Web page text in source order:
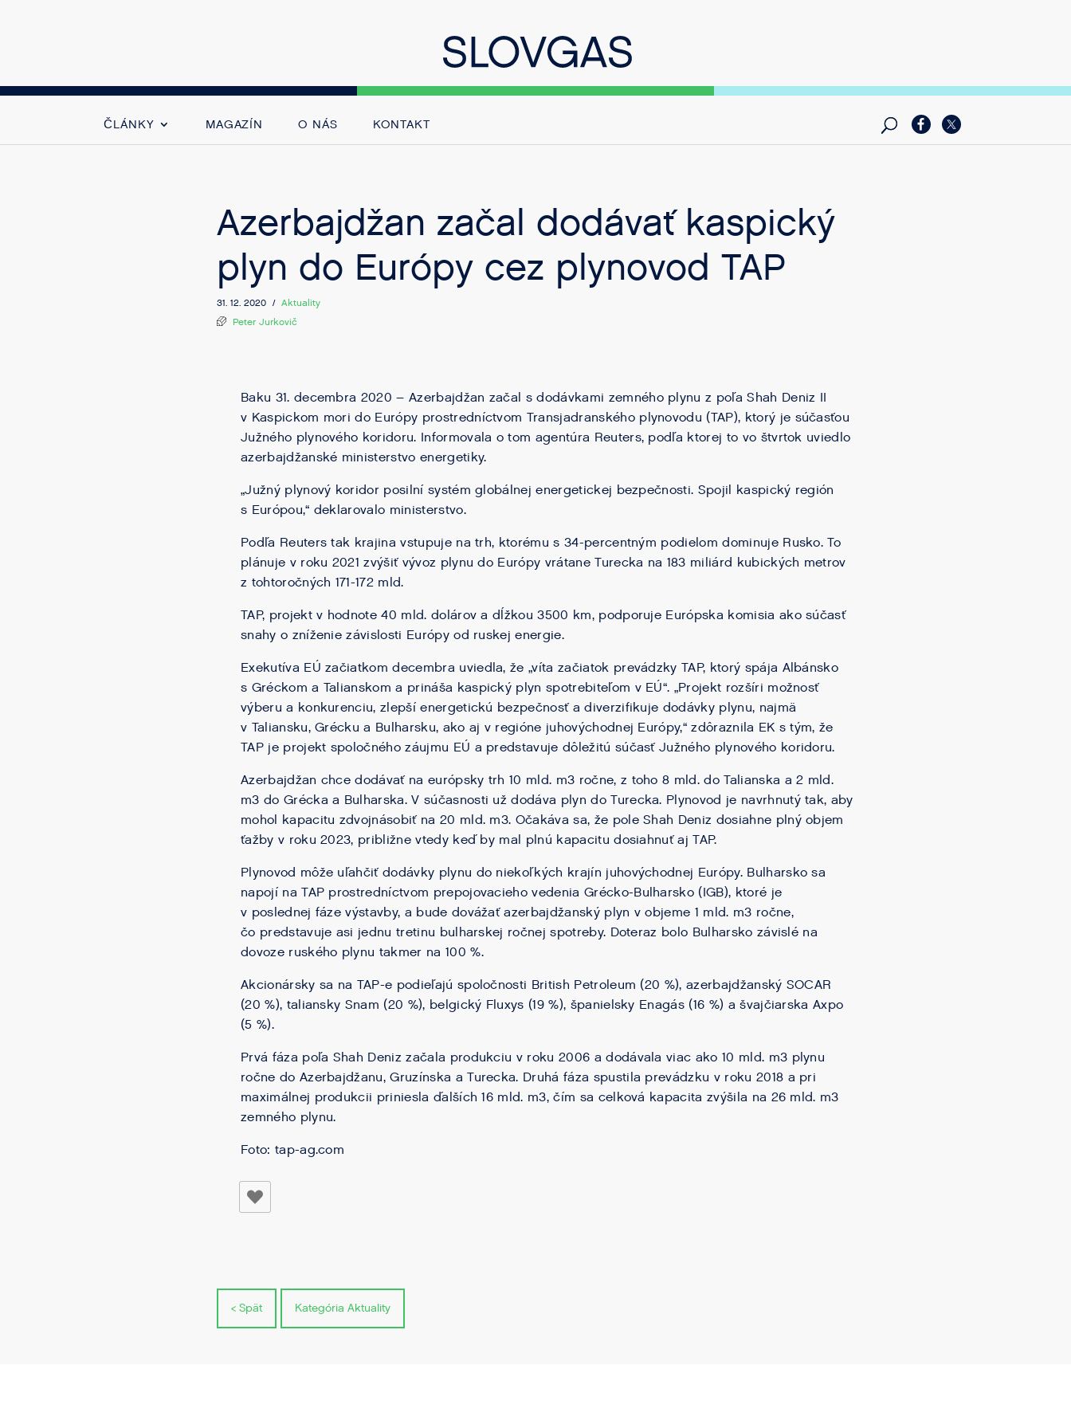
ČLÁNKY MAGAZÍN O NÁS KONTAKT
Azerbajdžan začal dodávať kaspický
plyn do Európy cez plynovod TAP
31. 12. 2020 / Aktuality
Peter Jurkovič
Baku 31. decembra 2020 – Azerbajdžan začal s dodávkami zemného plynu z poľa Shah Deniz II
v Kaspickom mori do Európy prostredníctvom Transjadranského plynovodu (TAP), ktorý je súčasťou
Južného plynového koridoru. Informovala o tom agentúra Reuters, podľa ktorej to vo štvrtok uviedlo
azerbajdžanské ministerstvo energetiky.
„Južný plynový koridor posilní systém globálnej energetickej bezpečnosti. Spojil kaspický región
s Európou,“ deklarovalo ministerstvo.
Podľa Reuters tak krajina vstupuje na trh, ktorému s 34-percentným podielom dominuje Rusko. To
plánuje v roku 2021 zvýšiť vývoz plynu do Európy vrátane Turecka na 183 miliárd kubických metrov
z tohtoročných 171-172 mld.
TAP, projekt v hodnote 40 mld. dolárov a dĺžkou 3500 km, podporuje Európska komisia ako súčasť
snahy o zníženie závislosti Európy od ruskej energie.
Exekutíva EÚ začiatkom decembra uviedla, že „víta začiatok prevádzky TAP, ktorý spája Albánsko
s Gréckom a Talianskom a prináša kaspický plyn spotrebiteľom v EÚ“. „Projekt rozšíri možnosť
výberu a konkurenciu, zlepší energetickú bezpečnosť a diverzifikuje dodávky plynu, najmä
v Taliansku, Grécku a Bulharsku, ako aj v regióne juhovýchodnej Európy,“ zdôraznila EK s tým, že
TAP je projekt spoločného záujmu EÚ a predstavuje dôležitú súčasť Južného plynového koridoru.
Azerbajdžan chce dodávať na európsky trh 10 mld. m3 ročne, z toho 8 mld. do Talianska a 2 mld.
m3 do Grécka a Bulharska. V súčasnosti už dodáva plyn do Turecka. Plynovod je navrhnutý tak, aby
mohol kapacitu zdvojnásobiť na 20 mld. m3. Očakáva sa, že pole Shah Deniz dosiahne plný objem
ťažby v roku 2023, približne vtedy keď by mal plnú kapacitu dosiahnuť aj TAP.
Plynovod môže uľahčiť dodávky plynu do niekoľkých krajín juhovýchodnej Európy. Bulharsko sa
napojí na TAP prostredníctvom prepojovacieho vedenia Grécko-Bulharsko (IGB), ktoré je
v poslednej fáze výstavby, a bude dovážať azerbajdžanský plyn v objeme 1 mld. m3 ročne,
čo predstavuje asi jednu tretinu bulharskej ročnej spotreby. Doteraz bolo Bulharsko závislé na
dovoze ruského plynu takmer na 100 %.
Akcionársky sa na TAP-e podieľajú spoločnosti British Petroleum (20 %), azerbajdžanský SOCAR
(20 %), taliansky Snam (20 %), belgický Fluxys (19 %), španielsky Enagás (16 %) a švajčiarska Axpo
(5 %).
Prvá fáza poľa Shah Deniz začala produkciu v roku 2006 a dodávala viac ako 10 mld. m3 plynu
ročne do Azerbajdžanu, Gruzínska a Turecka. Druhá fáza spustila prevádzku v roku 2018 a pri
maximálnej produkcii priniesla ďalších 16 mld. m3, čím sa celková kapacita zvýšila na 26 mld. m3
zemného plynu.
Foto: tap-ag.com
< Spät Kategória Aktuality